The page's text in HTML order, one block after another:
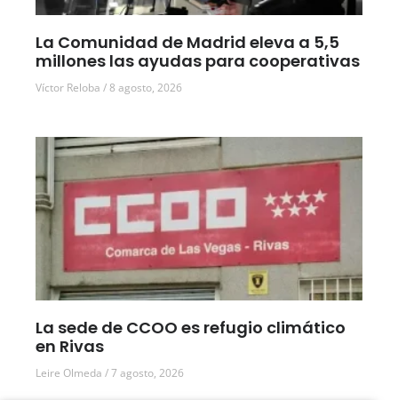
La Comunidad de Madrid eleva a 5,5
millones las ayudas para cooperativas
Víctor Reloba 8 agosto, 2026
La sede de CCOO es refugio climático
en Rivas
Leire Olmeda 7 agosto, 2026